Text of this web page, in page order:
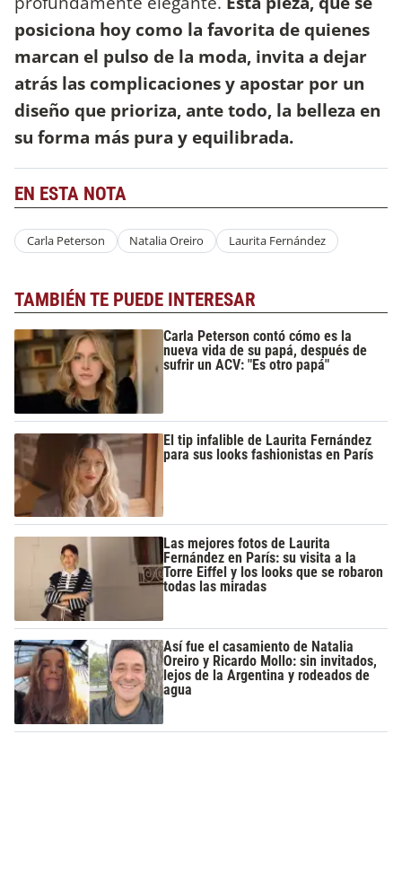
posiciona hoy como la favorita de quienes
marcan el pulso de la moda, invita a dejar
atrás las complicaciones y apostar por un
diseño que prioriza, ante todo, la belleza en
su forma más pura y equilibrada.
EN ESTA NOTA
Carla Peterson Natalia Oreiro Laurita Fernández
TAMBIÉN TE PUEDE INTERESAR
Carla Peterson contó cómo es la
nueva vida de su papá, después de
sufrir un ACV: "Es otro papá"
El tip infalible de Laurita Fernández
para sus looks fashionistas en París
Las mejores fotos de Laurita
Fernández en París: su visita a la
Torre Eiffel y los looks que se robaron
todas las miradas
Así fue el casamiento de Natalia
Oreiro y Ricardo Mollo: sin invitados,
lejos de la Argentina y rodeados de
agua